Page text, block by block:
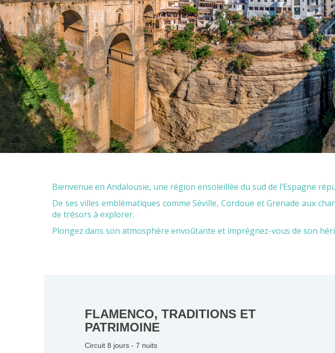
Bienvenue en Andalousie, une région ensoleillée du sud de l’Espagne
De ses villes emblématiques comme Séville, Cordoue et Grenade aux
de trésors à explorer.
Plongez dans son atmosphère envoûtante et imprégnez-vous de son
FLAMENCO, TRADITIONS ET
PATRIMOINE
Circuit 8 jours - 7 nuits